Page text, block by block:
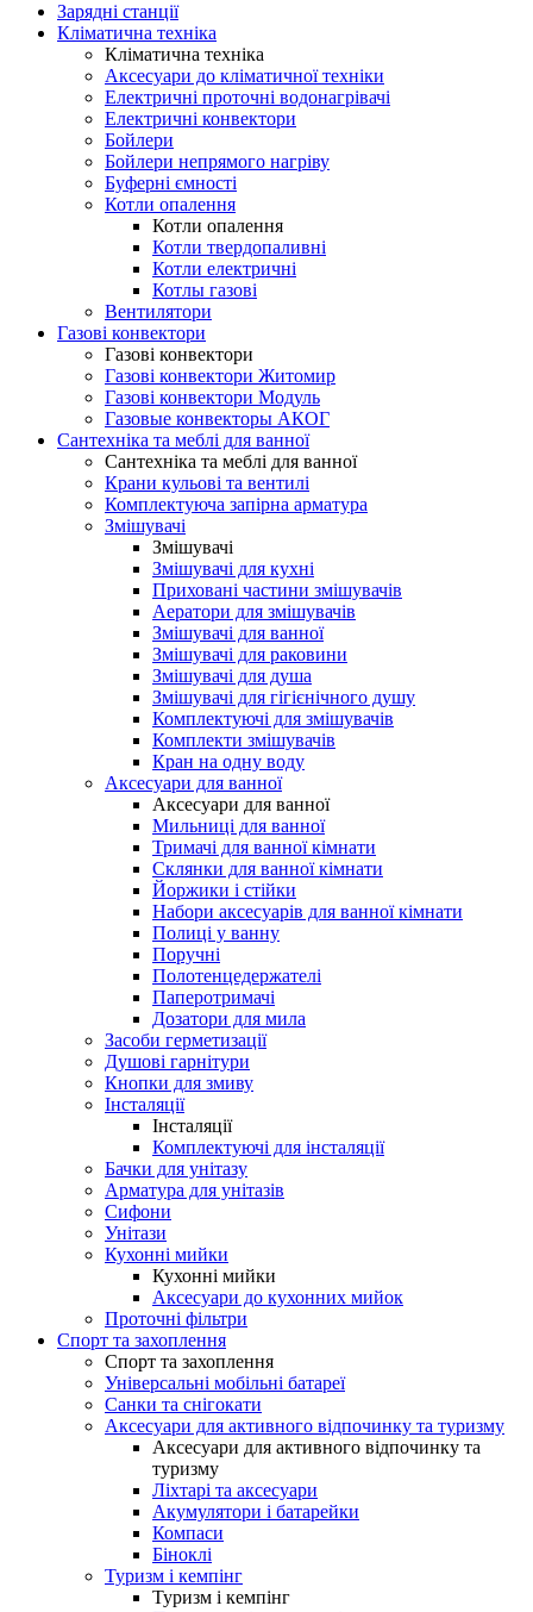
Зарядні станції
Кліматична техніка
Кліматична техніка
Аксесуари до кліматичної техніки
Електричні проточні водонагрівачі
Електричні конвектори
Бойлери
Бойлери непрямого нагріву
Буферні ємності
Котли опалення
Котли опалення
Котли твердопаливні
Котли електричні
Котлы газові
Вентилятори
Газові конвектори
Газові конвектори
Газові конвектори Житомир
Газові конвектори Модуль
Газовые конвекторы АКОГ
Сантехніка та меблі для ванної
Сантехніка та меблі для ванної
Крани кульові та вентилі
Комплектуюча запірна арматура
Змішувачі
Змішувачі
Змішувачі для кухні
Приховані частини змішувачів
Аератори для змішувачів
Змішувачі для ванної
Змішувачі для раковини
Змішувачі для душа
Змішувачі для гігієнічного душу
Комплектуючі для змішувачів
Комплекти змішувачів
Кран на одну воду
Аксесуари для ванної
Аксесуари для ванної
Мильниці для ванної
Тримачі для ванної кімнати
Склянки для ванної кімнати
Йоржики і стійки
Набори аксесуарів для ванної кімнати
Полиці у ванну
Поручні
Полотенцедержателі
Паперотримачі
Дозатори для мила
Засоби герметизації
Душові гарнітури
Кнопки для змиву
Інсталяції
Інсталяції
Комплектуючі для інсталяції
Бачки для унітазу
Арматура для унітазів
Сифони
Унітази
Кухонні мийки
Кухонні мийки
Аксесуари до кухонних мийок
Проточні фільтри
Спорт та захоплення
Спорт та захоплення
Універсальні мобільні батареї
Санки та снігокати
Аксесуари для активного відпочинку та туризму
Аксесуари для активного відпочинку та
туризму
Ліхтарі та аксесуари
Акумулятори і батарейки
Компаси
Біноклі
Туризм і кемпінг
Туризм і кемпінг